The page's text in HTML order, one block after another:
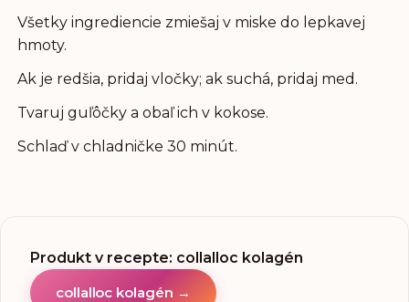
Všetky ingrediencie zmiešaj v miske do lepkavej
hmoty.
Ak je redšia, pridaj vločky; ak suchá, pridaj med.
Tvaruj guľôčky a obaľ ich v kokose.
Schlaď v chladničke 30 minút.
Produkt v recepte: collalloc kolagén
collalloc kolagén →